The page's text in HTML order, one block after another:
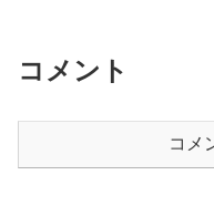
コメント
コメ